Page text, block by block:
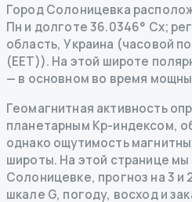
Город Солоницевка
Пн и долготе 36.0346° Сх;
область, Украина (часовой
(EET)). На этой широте
— в основном во время
Геомагнитная активность
планетарным Kp-индексом,
однако ощутимость
широты. На этой странице
Солоницевке, прогноз на 3 и
шкале G, погоду, восход и